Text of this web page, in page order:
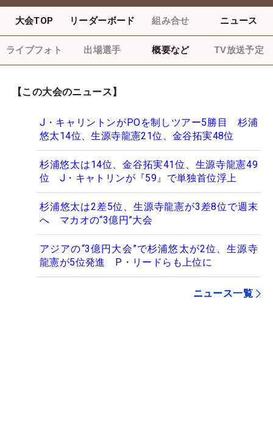
大会TOP リーダーボード 組み合せ ニュース
ライブフォト 出場選手 概要など TV放送予定
【この大会のニュース】
J・キャリントンがPOを制しツアー5勝目 杉浦
悠太14位、生源寺龍憲21位、金谷拓実48位
杉浦悠太は14位、金谷拓実41位、生源寺龍憲49
位 J・キャトリンが『59』で単独首位浮上
杉浦悠太は2差5位、生源寺龍憲が3差8位で週末
へ マカオの“3億円”大会
アジアの“3億円大会”で杉浦悠太が2位、生源寺
龍憲が5位発進 P・リードらも上位に
ニュース一覧